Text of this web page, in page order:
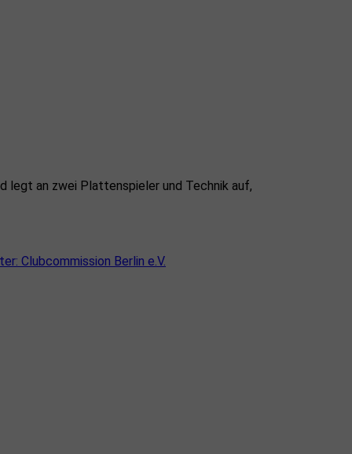
Clubcommission Berlin e.V.